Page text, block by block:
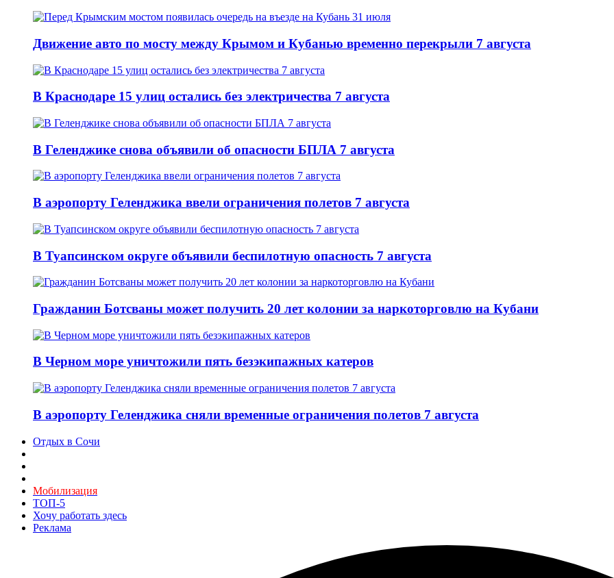
Движение авто по мосту между Крымом и Кубанью временно перекрыли 7 августа
В Краснодаре 15 улиц остались без электричества 7 августа
В Геленджике снова объявили об опасности БПЛА 7 августа
В аэропорту Геленджика ввели ограничения полетов 7 августа
В Туапсинском округе объявили беспилотную опасность 7 августа
Гражданин Ботсваны может получить 20 лет колонии за наркоторговлю на Кубани
В Черном море уничтожили пять безэкипажных катеров
В аэропорту Геленджика сняли временные ограничения полетов 7 августа
Отдых в Сочи
Мобилизация
ТОП-5
Хочу работать здесь
Реклама